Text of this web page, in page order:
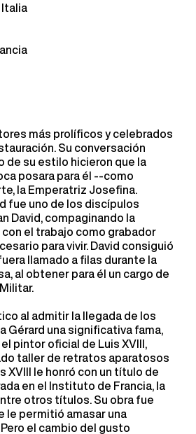
Italia
más prolíficos y celebrados
Su conversación
de su estilo hicieron que la
posara para él --como
la Emperatriz Josefina.
fue uno de los discípulos
David, compaginando la
el trabajo como grabador
para vivir. David consiguió
llamado a filas durante la
al obtener para él un cargo de
al admitir la llegada de los
Gérard una significativa fama,
pintor oficial de Luis XVIII,
taller de retratos aparatosos
XVIII le honró con un título de
en el Instituto de Francia, la
otros títulos. Su obra fue
le permitió amasar una
el cambio del gusto